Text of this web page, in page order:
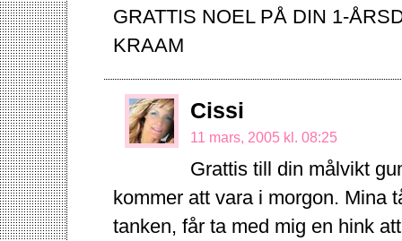
GRATTIS NOEL PÅ DIN 1-
KRAAM
Cissi
11 mars, 2005 kl. 08:25
Grattis till din målvikt
kommer att vara i morgon. Mina
tanken, får ta med mig en hink